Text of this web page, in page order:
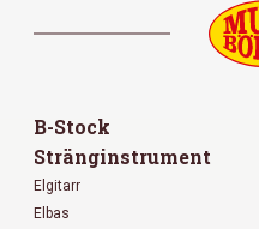
B-Stock
Stränginstrument
Elgitarr
Elbas